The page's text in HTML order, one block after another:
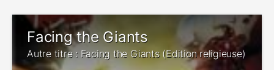
Facing the Giants
Autre titre : Facing the Giants (Edition religieuse)